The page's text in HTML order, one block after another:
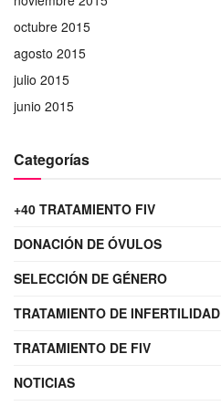
octubre 2015
agosto 2015
julio 2015
junio 2015
Categorías
+40 TRATAMIENTO FIV
DONACIÓN DE ÓVULOS
SELECCIÓN DE GÉNERO
TRATAMIENTO DE INFERTILIDAD
TRATAMIENTO DE FIV
NOTICIAS